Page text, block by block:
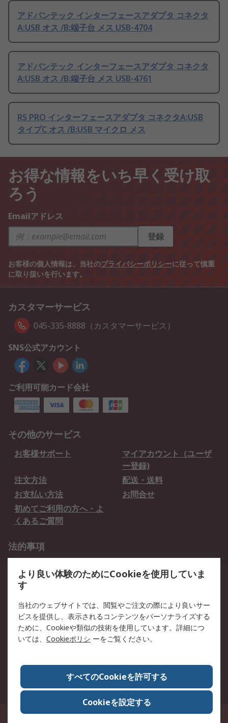
アドバンテック インターフェースアダプタ コネクタ
A:USB オス /B:端子台 メス USB-4704
アドバンテック インターフェースアダプタ コネクタ
A:USB オス /B:端子台 メス USB-4761
RS PRO インターフェースアダプタ コネクタA:USB
タイプC オス /B:USB マイクロ メス
お得な情報をいち早く受け取
ろう
Emailアドレス
登録
お客様の個人情報は、当社のプライバシーポリシーに従って慎重
に取り扱いを行います。
カスタマーサービス
045-335-8888（カスタマーサービス）
SNS公式アカウント
ご利用可能カード会社
その他のサービス
お客様サポート
マイアカウント（ユーザ
ー登録)
注文方法
配送・送料
お支払い方法
お問合せ
初めてご利用の方へ・よ
くあるご質問
法的事項
クッキーポリシー
RSについて
会社概要
採用情報
プレスリリース＆お知ら
コーポレートサイト
全世界のRS
RSの歴史
ESGへの取り組み（英語）
認証について
〒240-0005 神奈川県横浜市保土ヶ谷区神戸町134番地 横浜ビジネスパーク ウ
より良い体験のためにCookieを使用していま
す
当社のウェブサイトでは、閲覧やご注文の際により良いサー
ビスを提供し、表示されるコンテンツをパーソナライズする
ために、Cookieや類似の技術を使用しています。詳細につ
いては、 Cookieポリシ ーをご覧ください。
すべてのCookieを許可する
Cookieを設定する